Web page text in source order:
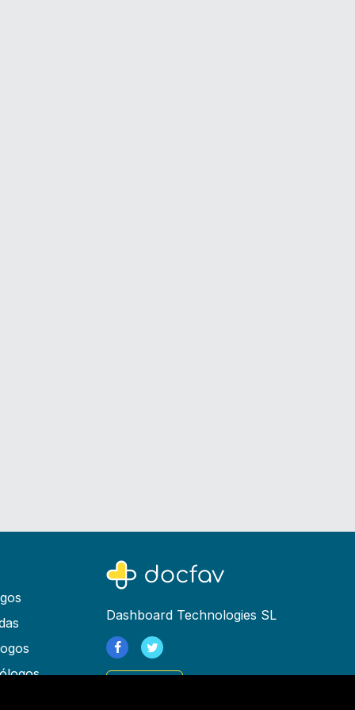
Dashboard Technologies SL